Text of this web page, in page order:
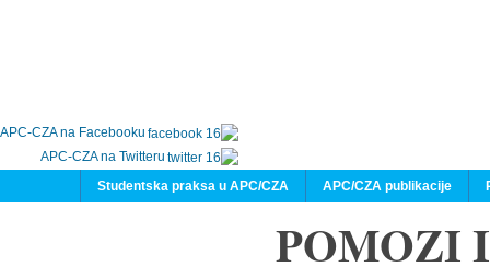
APC-CZA na Facebooku
APC-CZA na Twitteru
APC/CZA publikacije
Studentska praksa u APC/CZA
POMOZI